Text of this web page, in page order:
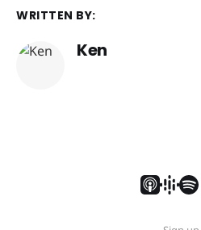
WRITTEN BY:
Ken